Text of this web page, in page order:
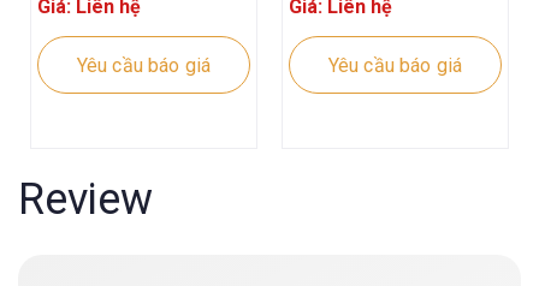
Giá: Liên hệ
Yêu cầu báo giá
Giá: Liên hệ
Yêu cầu báo giá
Review